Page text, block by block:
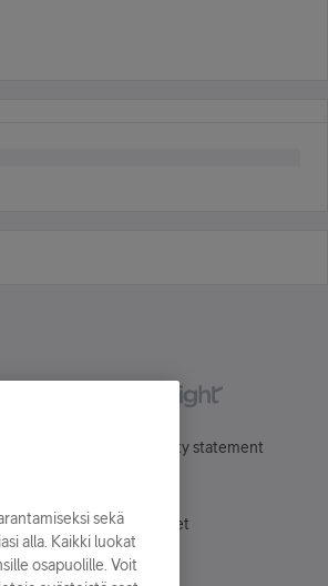
Accessibility statement
Evästeasetukset
sekä
alla. Kaikki luokat
osapuolille. Voit